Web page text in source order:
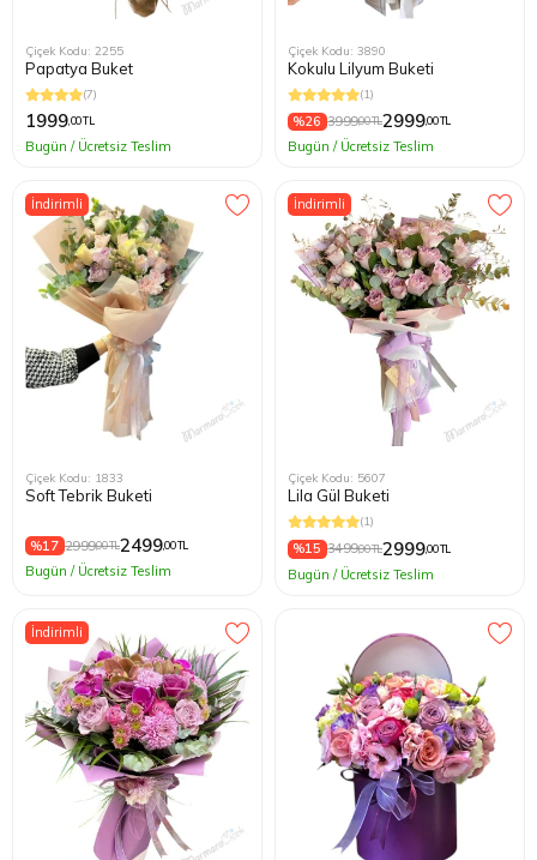
Çiçek Kodu: 2255
Papatya Buket
(7)
1999,00 TL
Bugün / Ücretsiz Teslim
Çiçek Kodu: 3890
Kokulu Lilyum Buketi
(1)
%26 3999,00 TL2999,00 TL
Bugün / Ücretsiz Teslim
İndirimli
Çiçek Kodu: 1833
Soft Tebrik Buketi
%17 2999,00 TL2499,00 TL
Bugün / Ücretsiz Teslim
İndirimli
Çiçek Kodu: 5607
Lila Gül Buketi
(1)
%15 3499,00 TL2999,00 TL
Bugün / Ücretsiz Teslim
İndirimli